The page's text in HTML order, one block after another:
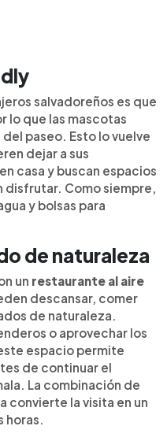
salvadoreños es que
lo que las mascotas
paseo. Esto lo vuelve
dejar a sus
casa y buscan espacios
Como siempre,
y bolsas para
de naturaleza
un restaurante al aire
descansar, comer
de naturaleza.
o aprovechar los
espacio permite
de continuar el
La combinación de
convierte la visita en un
horas.